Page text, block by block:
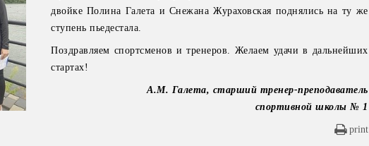
двойке Полина Галета и Снежана Жураховская поднялись на ту же
ступень пьедестала.
Поздравляем спортсменов и тренеров. Желаем удачи в дальнейших
стартах!
А.М. Галета, старший тренер-преподаватель
спортивной школы № 1
print